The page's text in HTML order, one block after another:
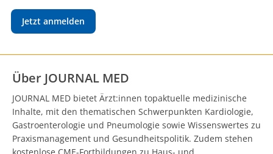
Jetzt anmelden
Über JOURNAL MED
JOURNAL MED bietet Ärzt:innen topaktuelle medizinische
Inhalte, mit den thematischen Schwerpunkten Kardiologie,
Gastroenterologie und Pneumologie sowie Wissenswertes zu
Praxismanagement und Gesundheitspolitik. Zudem stehen
kostenlose CME-Fortbildungen zu Haus- und